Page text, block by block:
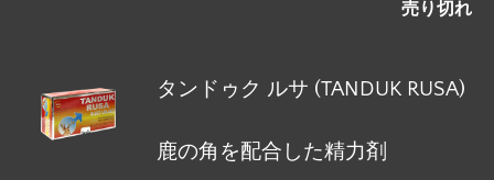
売り切れ
タンドゥク ルサ (TANDUK RUSA)
鹿の角を配合した精力剤